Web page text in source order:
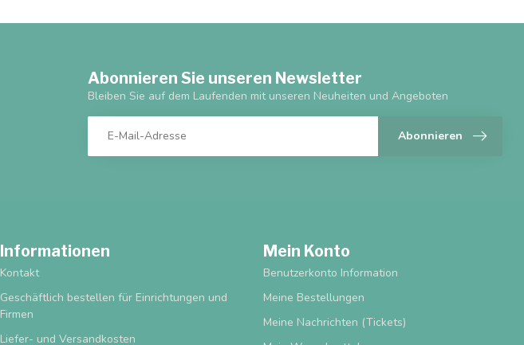
Abonnieren Sie unseren Newsletter
Bleiben Sie auf dem Laufenden mit unseren Neuheiten und Angeboten
Abonnieren
Informationen
Kontakt
Geschäftlich bestellen für Einrichtungen und
Firmen
Liefer- und Versandkosten
Mein Konto
Benutzerkonto Information
Meine Bestellungen
Meine Nachrichten (Tickets)